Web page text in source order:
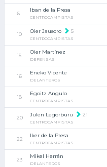
6
Iban de la Presa
CENTROCAMPISTAS
10 Oier Jausoro 5
CENTROCAMPISTAS
15
Oier Martínez
DEFENSAS
16
Eneko Vicente
DELANTEROS
18
Egoitz Angulo
CENTROCAMPISTAS
20 Julen Legorburu 21
CENTROCAMPISTAS
22
Iker de la Presa
CENTROCAMPISTAS
23
Mikel Herrán
DELANTEROS